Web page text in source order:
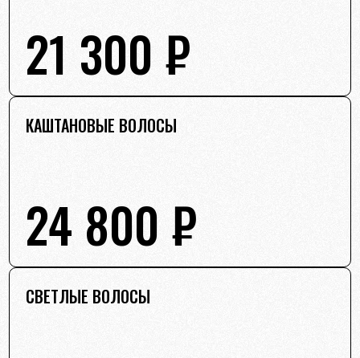
21 300 ₽
КАШТАНОВЫЕ ВОЛОСЫ
24 800 ₽
СВЕТЛЫЕ ВОЛОСЫ